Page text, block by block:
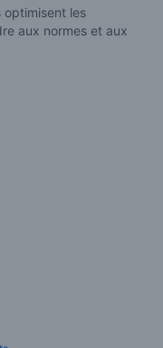
optimisent les
aux normes et aux